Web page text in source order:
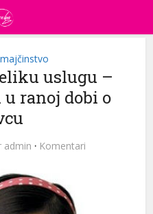
uslugu –
u ranoj dobi o
admin · Komentari